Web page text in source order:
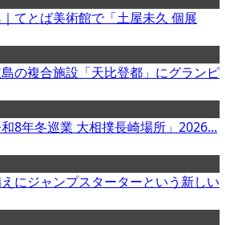
てとば美術館で「土屋未久 個展
の複合施設「天比登都」にグランピ
8年冬巡業 大相撲長崎場所」2026...
にジャンプスターターという新しい